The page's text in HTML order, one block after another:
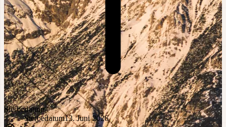
Sterbedatum
Sterbedatum13. Juni 2026